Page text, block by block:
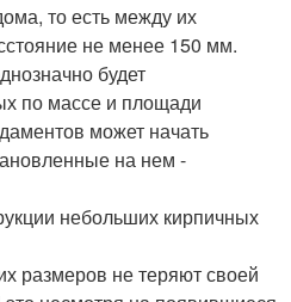
то есть между их
не менее 150 мм.
будет
по массе и площади
может начать
на нем -
небольших кирпичных
размеров не теряют своей